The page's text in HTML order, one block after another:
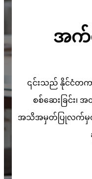
အက်
၎င်းသည် နိုင်ငံတ
စစ်ဆေးခြင်း၊ အ
အသိအမှတ်ပြုလက်မှ